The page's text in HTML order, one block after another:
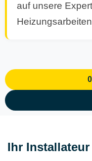
auf unsere
Ihr